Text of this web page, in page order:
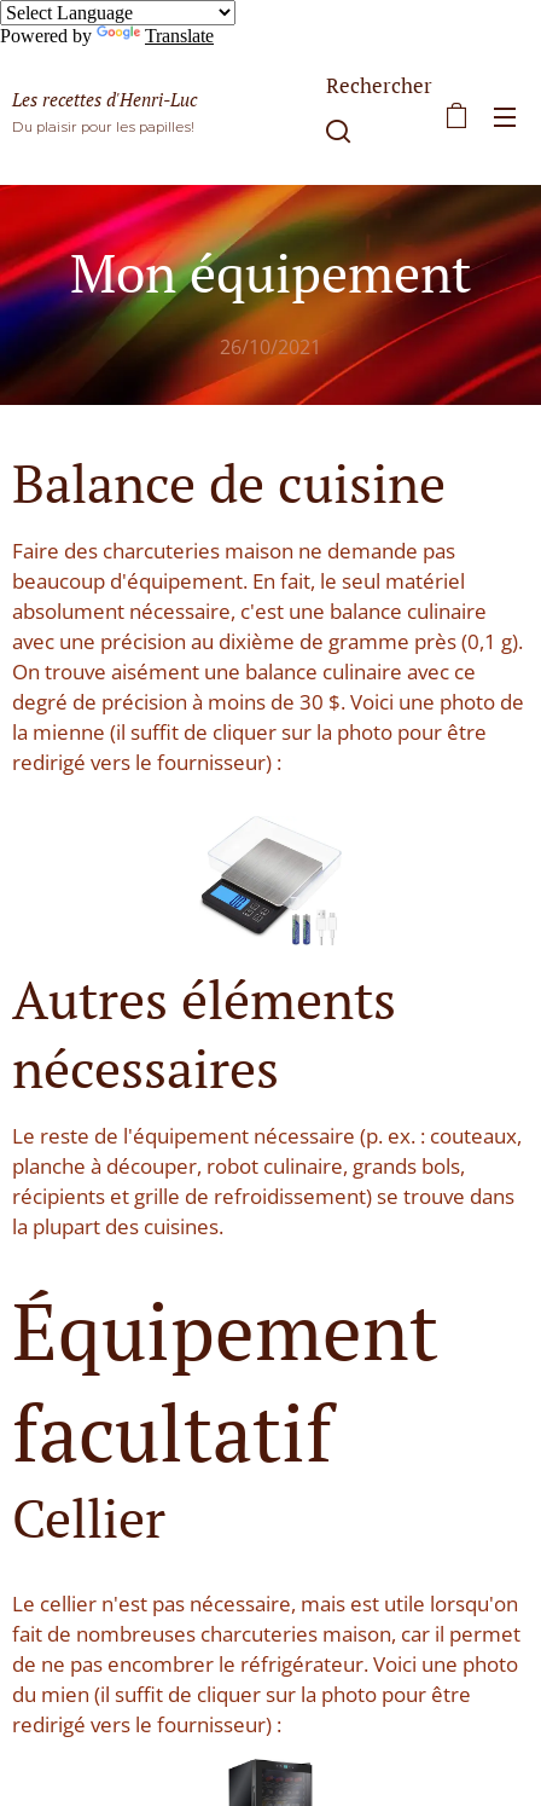
Powered by Translate
Les recettes d'Henri-Luc
Du plaisir pour les papilles!
Rechercher
Mon équipement
26/10/2021
Balance de cuisine
Faire des charcuteries maison ne demande pas
beaucoup d'équipement. En fait, le seul matériel
absolument nécessaire, c'est une balance culinaire
avec une précision au dixième de gramme près (0,1 g).
On trouve aisément une balance culinaire avec ce
degré de précision à moins de 30 $. Voici une photo de
la mienne (il suffit de cliquer sur la photo pour être
redirigé vers le fournisseur) :
Autres éléments
nécessaires
Le reste de l'équipement nécessaire (p. ex. : couteaux,
planche à découper, robot culinaire, grands bols,
récipients et grille de refroidissement) se trouve dans
la plupart des cuisines.
Équipement
facultatif
Cellier
Le cellier n'est pas nécessaire, mais est utile lorsqu'on
fait de nombreuses charcuteries maison, car il permet
de ne pas encombrer le réfrigérateur. Voici une photo
du mien (il suffit de cliquer sur la photo pour être
redirigé vers le fournisseur) :